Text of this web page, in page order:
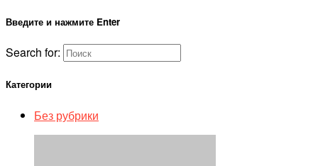
Введите и нажмите Enter
Search for:
Категории
Без рубрики